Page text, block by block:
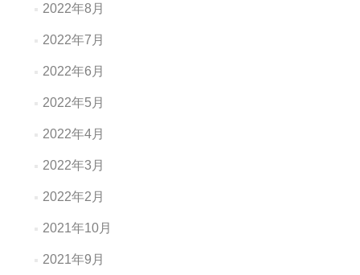
2022年8月
2022年7月
2022年6月
2022年5月
2022年4月
2022年3月
2022年2月
2021年10月
2021年9月